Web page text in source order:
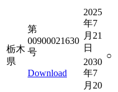
栃木
県
第
00900021630
号
Download
2025
年7
月21
日
2030
年7
月20
○